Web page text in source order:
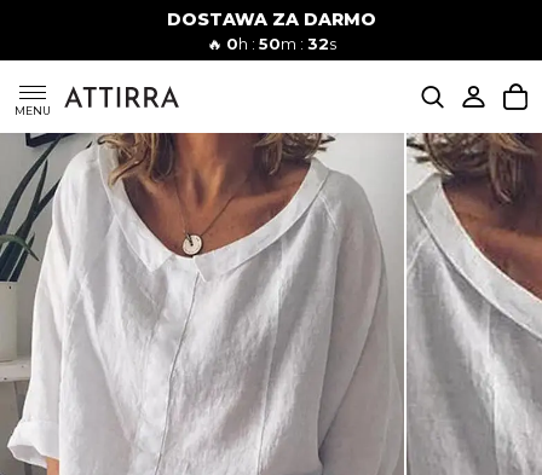
DOSTAWA ZA DARMO
🔥 0h :50m :31s
MENU
Mężczyźni
SUKIENKI
KOMPLETY
KOMBINEZONY
DÓŁ DAMSKIE
STROJE KĄPIELOWE